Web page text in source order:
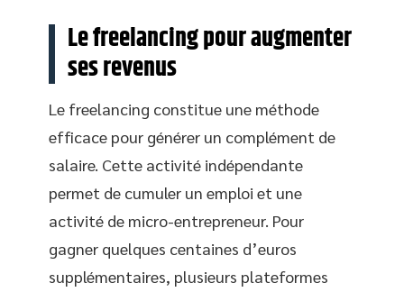
Le freelancing pour augmenter
ses revenus
Le freelancing constitue une méthode
efficace pour générer un complément de
salaire. Cette activité indépendante
permet de cumuler un emploi et une
activité de micro-entrepreneur. Pour
gagner quelques centaines d’euros
supplémentaires, plusieurs plateformes